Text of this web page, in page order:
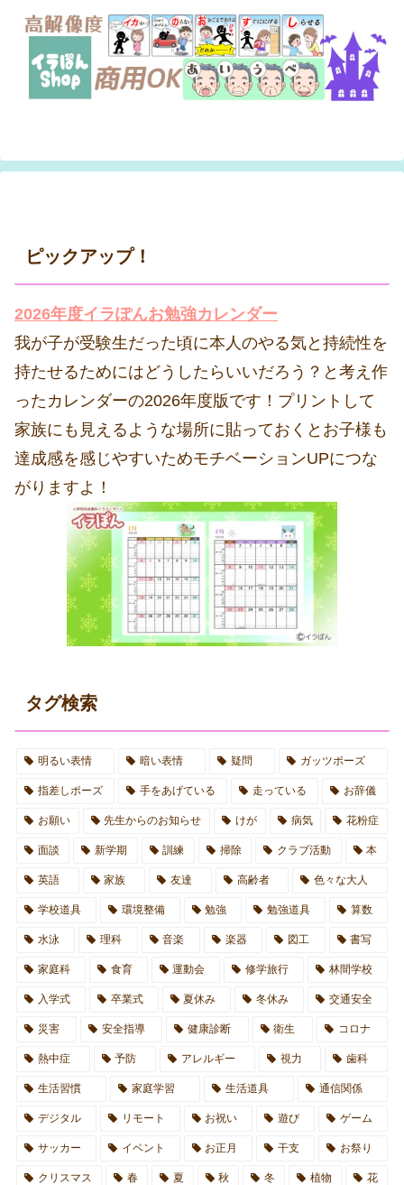
ピックアップ！
2026年度イラぽんお勉強カレンダー
我が子が受験生だった頃に本人のやる気と持続性を
持たせるためにはどうしたらいいだろう？と考え作
ったカレンダーの2026年度版です！プリントして
家族にも見えるような場所に貼っておくとお子様も
達成感を感じやすいためモチベーションUPにつな
がりますよ！
タグ検索
明るい表情 暗い表情 疑問 ガッツポーズ
指差しポーズ 手をあげている 走っている お辞儀
お願い 先生からのお知らせ けが 病気 花粉症
面談 新学期 訓練 掃除 クラブ活動 本
英語 家族 友達 高齢者 色々な大人
学校道具 環境整備 勉強 勉強道具 算数
水泳 理科 音楽 楽器 図工 書写
家庭科 食育 運動会 修学旅行 林間学校
入学式 卒業式 夏休み 冬休み 交通安全
災害 安全指導 健康診断 衛生 コロナ
熱中症 予防 アレルギー 視力 歯科
生活習慣 家庭学習 生活道具 通信関係
デジタル リモート お祝い 遊び ゲーム
サッカー イベント お正月 干支 お祭り
クリスマス 春 夏 秋 冬 植物 花